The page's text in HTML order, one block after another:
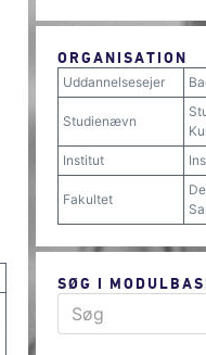
ORGANISATION
Uddannelsesejer
Studienævn
Institut
Fakultet
SØG I